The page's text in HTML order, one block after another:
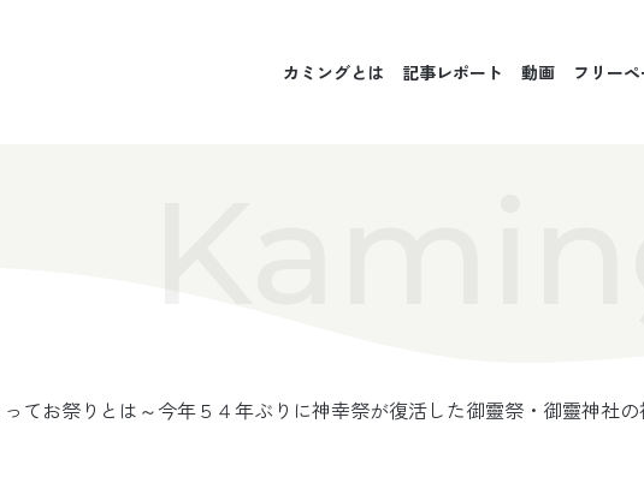
カミングとは 記事レポート 動画 フリー
てお祭りとは～今年５４年ぶりに神幸祭が復活した御靈祭・御靈神社